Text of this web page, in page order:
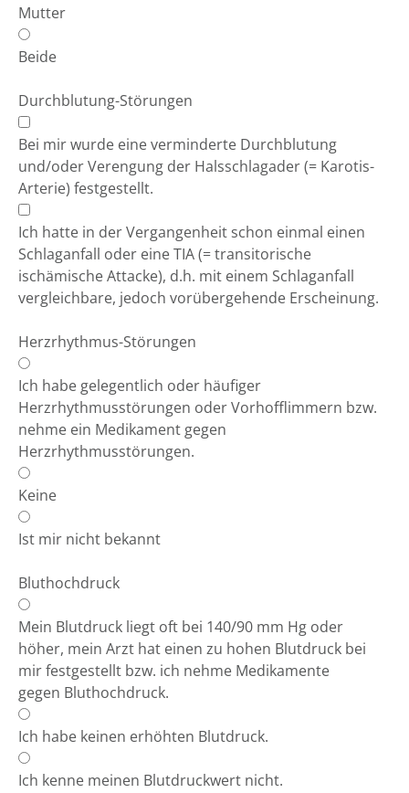
Mutter
Beide
Durchblutung-Störungen
Bei mir wurde eine verminderte Durchblutung
und/oder Verengung der Halsschlagader (= Karotis-
Arterie) festgestellt.
Ich hatte in der Vergangenheit schon einmal einen
Schlaganfall oder eine TIA (= transitorische
ischämische Attacke), d.h. mit einem Schlaganfall
vergleichbare, jedoch vorübergehende Erscheinung.
Herzrhythmus-Störungen
Ich habe gelegentlich oder häufiger
Herzrhythmusstörungen oder Vorhofflimmern bzw.
nehme ein Medikament gegen
Herzrhythmusstörungen.
Keine
Ist mir nicht bekannt
Bluthochdruck
Mein Blutdruck liegt oft bei 140/90 mm Hg oder
höher, mein Arzt hat einen zu hohen Blutdruck bei
mir festgestellt bzw. ich nehme Medikamente
gegen Bluthochdruck.
Ich habe keinen erhöhten Blutdruck.
Ich kenne meinen Blutdruckwert nicht.